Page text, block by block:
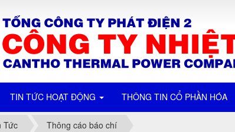
TIN TỨC HOẠT ĐỘNG THÔNG TIN CỔ PHẦN HÓA
Tức Thông cáo báo chí